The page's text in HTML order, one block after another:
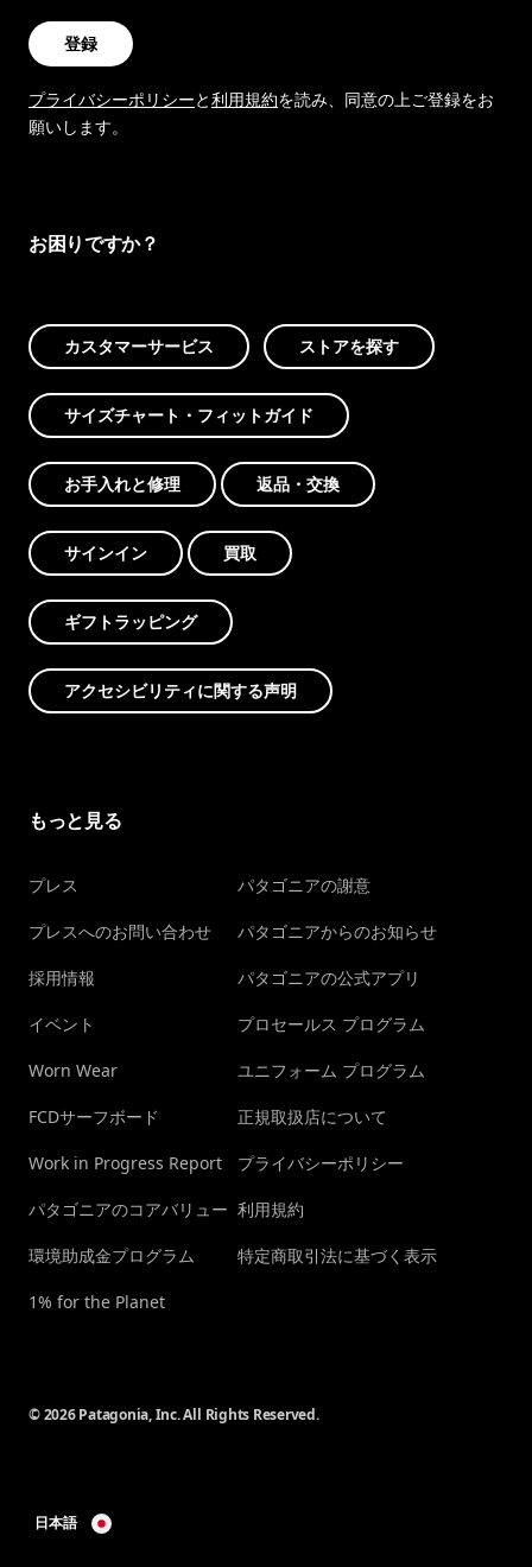
登録
プライバシーポリシーと利用規約を読み、同意の上ご登録をお
願いします。
お困りですか？
カスタマーサービス ストアを探す
サイズチャート・フィットガイド
お手入れと修理 返品・交換
サインイン 買取
ギフトラッピング
アクセシビリティに関する声明
もっと見る
プレス
プレスへのお問い合わせ
採用情報
イベント
Worn Wear
FCDサーフボード
Work in Progress Report
パタゴニアのコアバリュー
環境助成金プログラム
1% for the Planet
パタゴニアの謝意
パタゴニアからのお知らせ
パタゴニアの公式アプリ
プロセールス プログラム
ユニフォーム プログラム
正規取扱店について
プライバシーポリシー
利用規約
特定商取引法に基づく表示
© 2026 Patagonia, Inc. All Rights Reserved.
日本語